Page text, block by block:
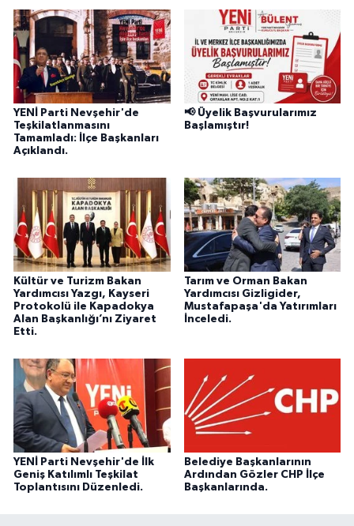
YENİ Parti Nevşehir'de
Teşkilatlanmasını
Tamamladı: İlçe Başkanları
Açıklandı.
📢 Üyelik Başvurularımız
Başlamıştır!
Kültür ve Turizm Bakan
Yardımcısı Yazgı, Kayseri
Protokolü ile Kapadokya
Alan Başkanlığı’nı Ziyaret
Etti.
Tarım ve Orman Bakan
Yardımcısı Gizligider,
Mustafapaşa'da Yatırımları
İnceledi.
YENİ Parti Nevşehir'de İlk
Geniş Katılımlı Teşkilat
Toplantısını Düzenledi.
Belediye Başkanlarının
Ardından Gözler CHP İlçe
Başkanlarında.